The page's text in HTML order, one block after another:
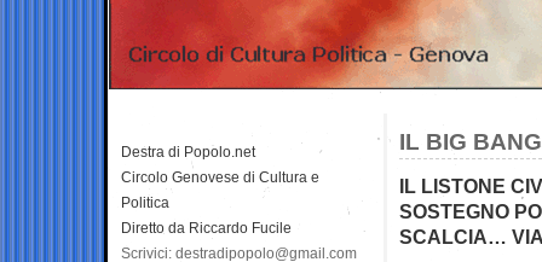
IL BIG
IL LISTONE
SOSTEGNO
SCALCIA…
Destra di Popolo.net
Circolo Genovese di Cultura e
Politica
Diretto da Riccardo Fucile
Scrivici: destradipopolo@gmail.com